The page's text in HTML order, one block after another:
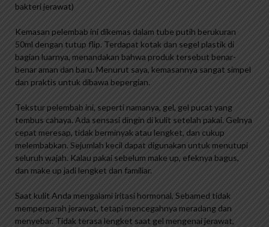
bakteri jerawat)
Kemasan pelembab ini dikemas dalam tube putih berukuran
50ml dengan tutup flip. Terdapat kotak dan segel plastik di
bagian luarnya, menandakan bahwa produk tersebut benar-
benar aman dan baru. Menurut saya, kemasannya sangat simpel
dan praktis untuk dibawa bepergian.
Tekstur pelembab ini, seperti namanya, gel, gel pucat yang
tembus cahaya. Ada sensasi dingin di kulit setelah pakai. Gelnya
cepat meresap, tidak berminyak atau lengket, dan cukup
melembabkan. Sejumlah kecil dapat digunakan untuk menutupi
seluruh wajah. Kalau pakai sebelum make up, efeknya bagus,
dan make up jadi lengket dan familiar.
Saat kulit Anda mengalami iritasi hormonal, Sebamed tidak
memperparah jerawat, tetapi mencegahnya meradang dan
menyebar. Tidak terasa lengket saat gel mengenai jerawat,